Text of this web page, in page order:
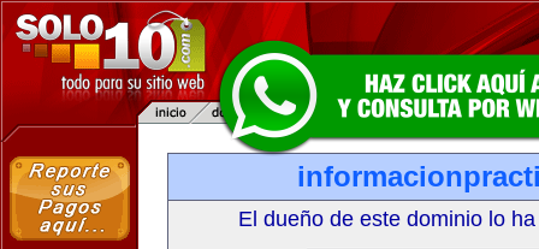
El dueño de este dominio lo